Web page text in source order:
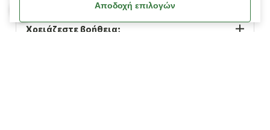
Χρειάζεστε βοήθεια;
Αποδοχή επιλογών